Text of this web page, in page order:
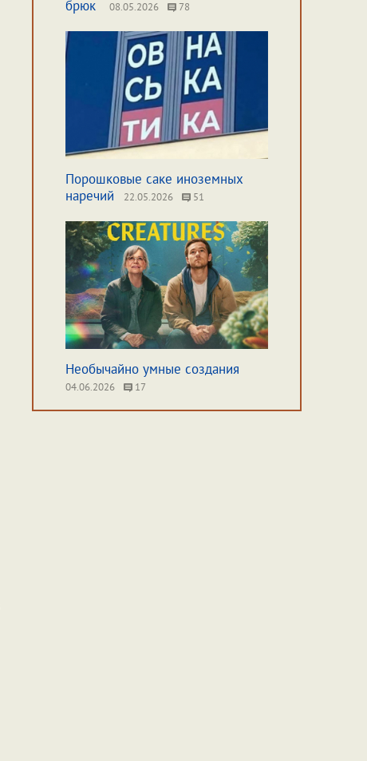
брюк
08.05.2026 78
Порошковые саке иноземных
наречий
22.05.2026 51
Необычайно умные создания
04.06.2026 17